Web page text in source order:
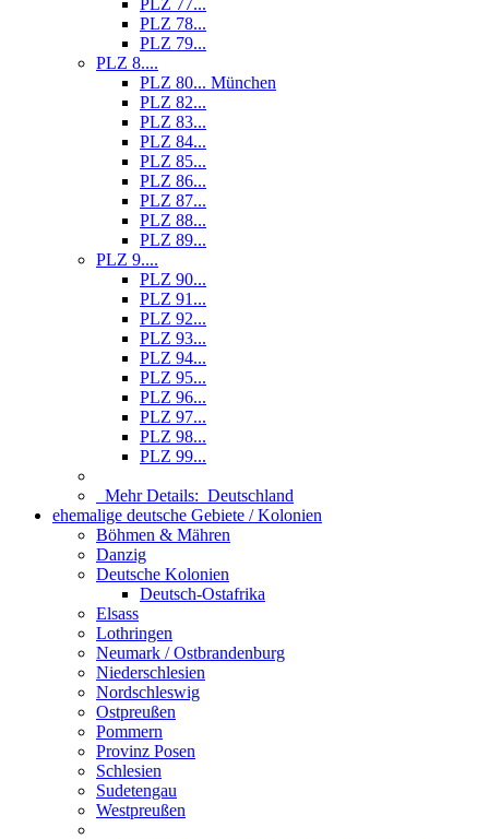
PLZ 77...
PLZ 78...
PLZ 79...
PLZ 8....
PLZ 80... München
PLZ 82...
PLZ 83...
PLZ 84...
PLZ 85...
PLZ 86...
PLZ 87...
PLZ 88...
PLZ 89...
PLZ 9....
PLZ 90...
PLZ 91...
PLZ 92...
PLZ 93...
PLZ 94...
PLZ 95...
PLZ 96...
PLZ 97...
PLZ 98...
PLZ 99...
Mehr Details: Deutschland
ehemalige deutsche Gebiete / Kolonien
Böhmen & Mähren
Danzig
Deutsche Kolonien
Deutsch-Ostafrika
Elsass
Lothringen
Neumark / Ostbrandenburg
Niederschlesien
Nordschleswig
Ostpreußen
Pommern
Provinz Posen
Schlesien
Sudetengau
Westpreußen